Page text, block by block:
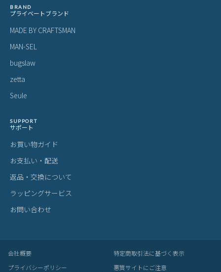
BRAND
プライベートブランド
MADE BY CRAFTSMAN
MAN-SEL
bugslaw
zetta
Seule
SUPPORT
サポート
お買い物ガイド
お支払い・配送
返品・交換について
ラッピングサービス
お問い合わせ
会社概要
特定商取引法に基づく表示
プライバシーポリシー
悪質サイトにご注意